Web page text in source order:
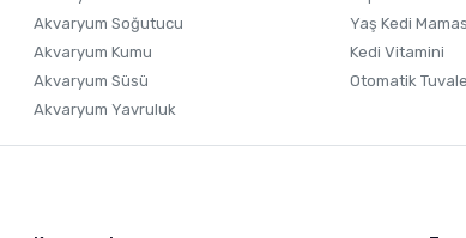
Akvaryum Soğutucu
Akvaryum Kumu
Akvaryum Süsü
Akvaryum Yavruluk
Yaş Kedi
Kedi Vitamini
Otomatik